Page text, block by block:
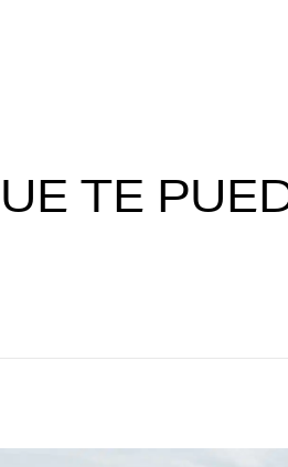
TE